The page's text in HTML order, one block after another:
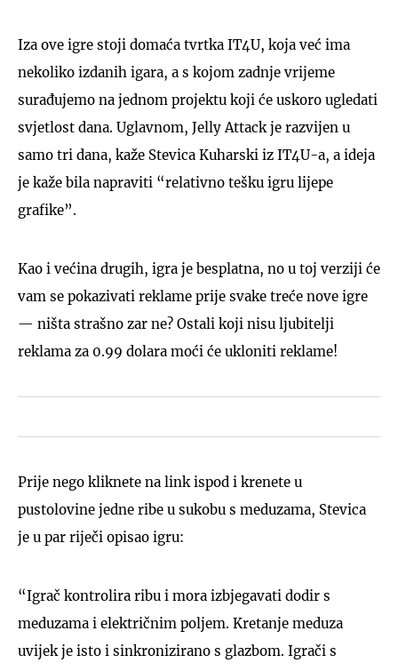
Iza ove igre stoji domaća tvrtka IT4U, koja već ima
nekoliko izdanih igara, a s kojom zadnje vrijeme
surađujemo na jednom projektu koji će uskoro ugledati
svjetlost dana. Uglavnom, Jelly Attack je razvijen u
samo tri dana, kaže Stevica Kuharski iz IT4U-a, a ideja
je kaže bila napraviti “relativno tešku igru lijepe
grafike”.
Kao i većina drugih, igra je besplatna, no u toj verziji će
vam se pokazivati reklame prije svake treće nove igre
— ništa strašno zar ne? Ostali koji nisu ljubitelji
reklama za 0.99 dolara moći će ukloniti reklame!
Prije nego kliknete na link ispod i krenete u
pustolovine jedne ribe u sukobu s meduzama, Stevica
je u par riječi opisao igru:
“Igrač kontrolira ribu i mora izbjegavati dodir s
meduzama i električnim poljem. Kretanje meduza
uvijek je isto i sinkronizirano s glazbom. Igrači s